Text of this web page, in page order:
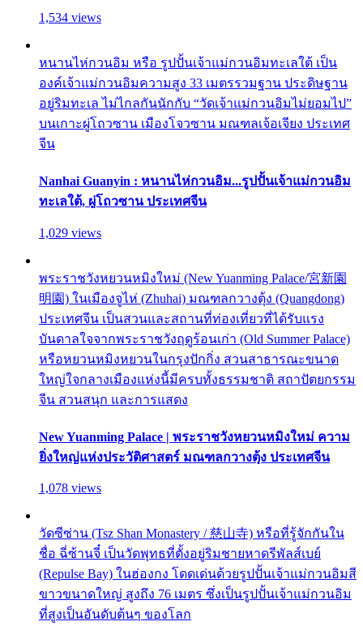
1,534 views
หนานไห่กวนอิม หรือ รูปปั้นเจ้าแม่กวนอิมทะเลใต้ เป็น
องค์เจ้าแม่กวนอิมความสูง 33 เมตรรวมฐาน ประดิษฐาน
อยู่ริมทะเล ไม่ไกลกันนักกับ “วัดเจ้าแม่กวนอิมไม่ยอมไป”
บนเกาะผู่โถวซาน เมืองโจวซาน มณฑลเจ้อเจียง ประเทศ
จีน
Nanhai Guanyin : หนานไห่กวนอิม...รูปปั้นเจ้าแม่กวนอิม
ทะเลใต้, ผู่โถวซาน ประเทศจีน
1,029 views
พระราชวังหยวนหมิงใหม่ (New Yuanming Palace/宮新園
明園) ในเมืองจูไห่ (Zhuhai) มณฑลกวางตุ้ง (Quangdong)
ประเทศจีน เป็นสวนและสถานที่ท่องเที่ยวที่ได้รับแรง
บันดาลใจจากพระราชวังฤดูร้อนเก่า (Old Summer Palace)
หรือหยวนหมิงหยวนในกรุงปักกิ่ง สวนสาธารณะขนาด
ใหญ่ใจกลางเมืองแห่งนี้มีครบทั้งธรรมชาติ สถาปัตยกรรม
จีน สวนสนุก และการแสดง
New Yuanming Palace | พระราชวังหยวนหมิงใหม่ ความ
ยิ่งใหญ่แห่งประวัติศาสตร์ มณฑลกวางตุ้ง ประเทศจีน
1,078 views
วัดซีซ่าน (Tsz Shan Monastery / 慈山寺) หรือที่รู้จักกันใน
ชื่อ ฉี่ซ้านจี๋ เป็นวัดพุทธที่ตั้งอยู่ริมชายหาดรีพัลส์เบย์
(Repulse Bay) ในฮ่องกง โดดเด่นด้วยรูปปั้นเจ้าแม่กวนอิมสี
ขาวขนาดใหญ่ สูงถึง 76 เมตร ซึ่งเป็นรูปปั้นเจ้าแม่กวนอิม
ที่สูงเป็นอันดับต้นๆ ของโลก